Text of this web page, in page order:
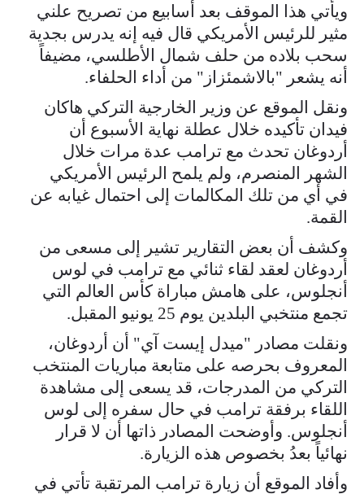
ويأتي هذا الموقف بعد أسابيع من تصريح علني
مثير للرئيس الأمريكي قال فيه إنه يدرس بجدية
سحب بلاده من حلف شمال الأطلسي، مضيفاً
أنه يشعر "بالاشمئزاز" من أداء الحلفاء.
ونقل الموقع عن وزير الخارجية التركي هاكان
فيدان تأكيده خلال عطلة نهاية الأسبوع أن
أردوغان تحدث مع ترامب عدة مرات خلال
الشهر المنصرم، ولم يلمح الرئيس الأمريكي
في أي من تلك المكالمات إلى احتمال غيابه عن
القمة.
وكشف أن بعض التقارير تشير إلى مسعى من
أردوغان لعقد لقاء ثنائي مع ترامب في لوس
أنجلوس، على هامش مباراة كأس العالم التي
تجمع منتخبي البلدين يوم 25 يونيو المقبل.
ونقلت مصادر "ميدل إيست آي" أن أردوغان،
المعروف بحرصه على متابعة مباريات المنتخب
التركي من المدرجات، قد يسعى إلى مشاهدة
اللقاء برفقة ترامب في حال سفره إلى لوس
أنجلوس. وأوضحت المصادر ذاتها أن لا قرار
نهائياً بعدُ بخصوص هذه الزيارة.
وأفاد الموقع أن زيارة ترامب المرتقبة تأتي في